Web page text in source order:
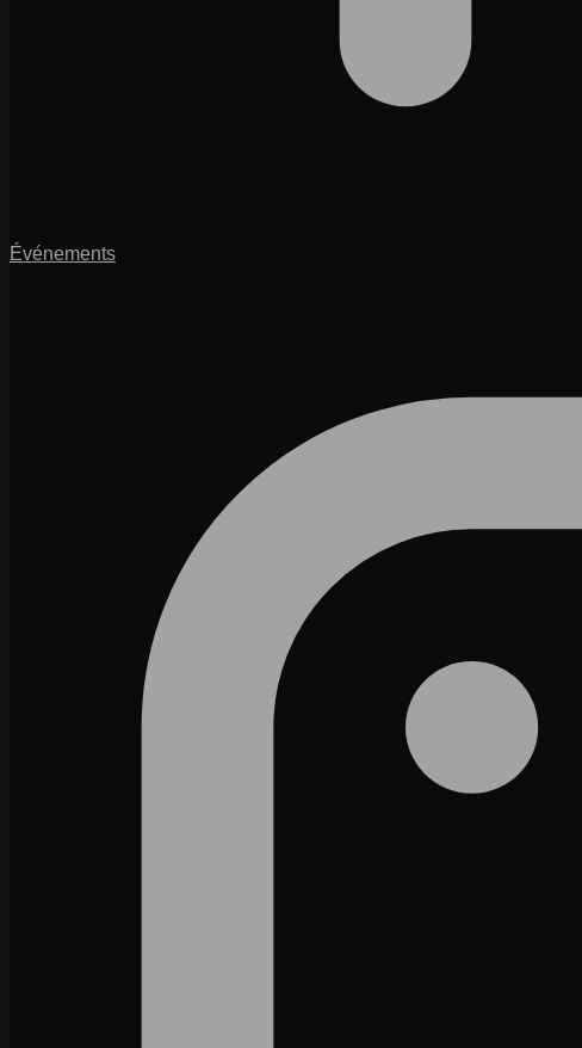
Événements